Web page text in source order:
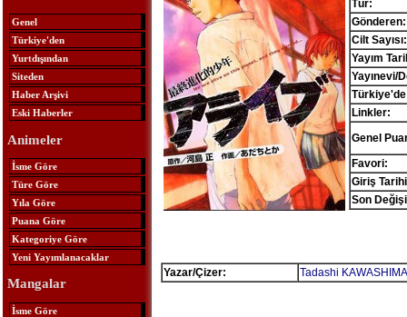
Genel
Türkiye'den
Yurtdışından
Siteden
Haber Arşivi
Eski Haberler
Animeler
İsme Göre
Türe Göre
Yıla Göre
Puana Göre
Kategoriye Göre
Yeni Yayımlanacaklar
Mangalar
İsme Göre
Tür:
Gönderen:
Cilt Sayısı:
Yayım
Yayınevi/
Linkler:
Genel
Favori:
Giriş
Son
Yazar/Çizer: Tadashi KAWASHIMA